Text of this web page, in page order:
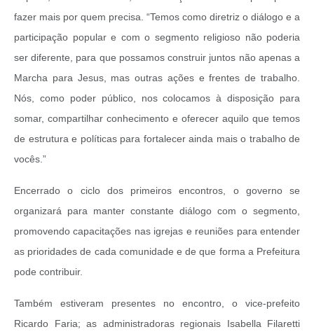
fazer mais por quem precisa. “Temos como diretriz o diálogo e a
participação popular e com o segmento religioso não poderia
ser diferente, para que possamos construir juntos não apenas a
Marcha para Jesus, mas outras ações e frentes de trabalho.
Nós, como poder público, nos colocamos à disposição para
somar, compartilhar conhecimento e oferecer aquilo que temos
de estrutura e políticas para fortalecer ainda mais o trabalho de
vocês.”
Encerrado o ciclo dos primeiros encontros, o governo se
organizará para manter constante diálogo com o segmento,
promovendo capacitações nas igrejas e reuniões para entender
as prioridades de cada comunidade e de que forma a Prefeitura
pode contribuir.
Também estiveram presentes no encontro, o vice-prefeito
Ricardo Faria; as administradoras regionais Isabella Filaretti